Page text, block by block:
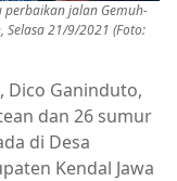
perbaikan jalan Gemuh-
21/9/2021 (Foto:
Dico Ganinduto,
dan 26 sumur
di Desa
Kendal Jawa